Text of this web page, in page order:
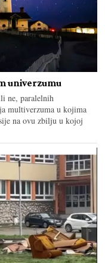
univerzumu
ne, paralelnih
multiverzuma u kojima
na ovu zbilju u kojoj